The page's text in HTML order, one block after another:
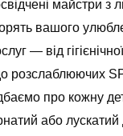
майстри з
вашого
— від
розслаблюючих
про кожну
або лускатий